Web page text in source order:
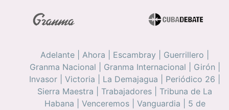
Adelante Ahora Escambray Guerrillero
Granma Nacional
Granma Internacional Girón
Invasor
Victoria La Demajagua Periódico 26
Sierra Maestra
Trabajadores
Tribuna de La
Habana
Venceremos| Vanguardia
5 de